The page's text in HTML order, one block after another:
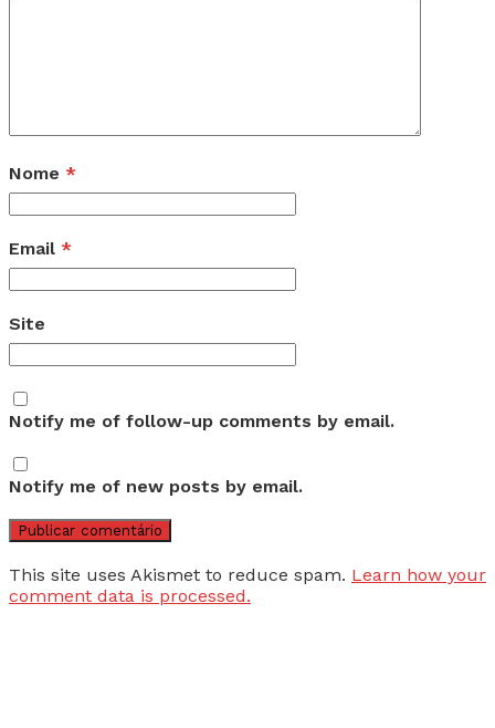
Nome *
Email *
Site
Notify me of follow-up comments by email.
Notify me of new posts by email.
This site uses Akismet to reduce spam. Learn how your
comment data is processed.